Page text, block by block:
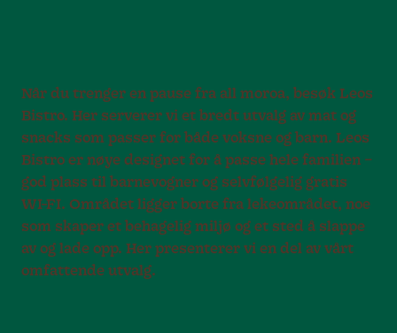
Når du trenger en pause fra all moroa, besøk Leos
Bistro. Her serverer vi et bredt utvalg av mat og
snacks som passer for både voksne og barn. Leos
Bistro er nøye designet for å passe hele familien –
god plass til barnevogner og selvfølgelig gratis
WI-FI. Området ligger borte fra lekeområdet, noe
som skaper et behagelig miljø og et sted å slappe
av og lade opp. Her presenterer vi en del av vårt
omfattende utvalg.